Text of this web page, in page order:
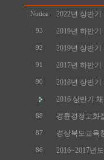
Notice 2022년 상반
93 2019년 하반
92 2019년 상반
91 2017년 하반기
90
2018년 상반기
2016 상반기
88 경륜경정고화
87 경상북도교육
86 2016~2017년